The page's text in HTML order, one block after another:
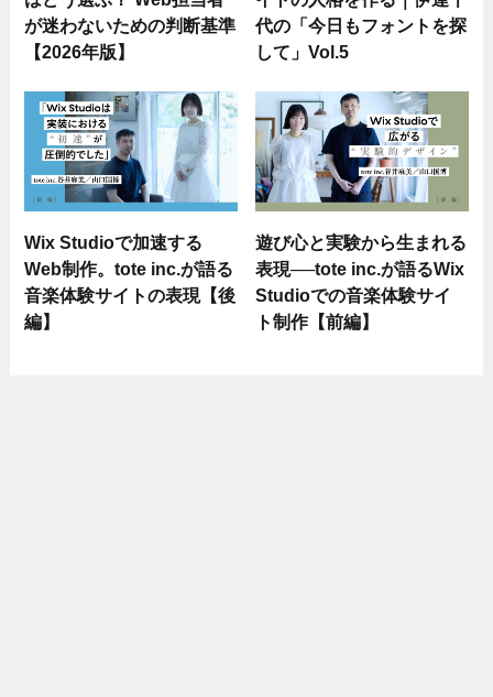
が迷わないための判断基準
【2026年版】
代の「今日もフォントを探
して」Vol.5
Wix Studioで加速する
Web制作。tote inc.が語る
音楽体験サイトの表現【後
編】
遊び心と実験から生まれる
表現──tote inc.が語るWix
Studioでの音楽体験サイ
ト制作【前編】